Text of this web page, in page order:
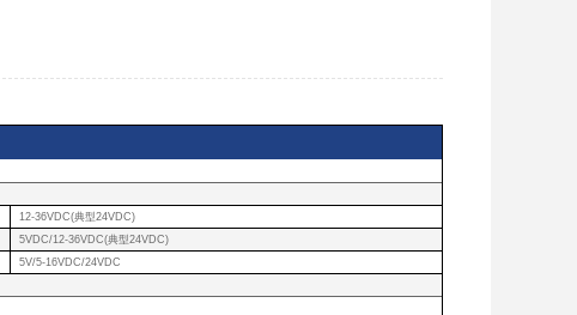
12-36VDC(典型24VDC)
5VDC/12-36VDC(典型24VDC)
5V/5-16VDC/24VDC